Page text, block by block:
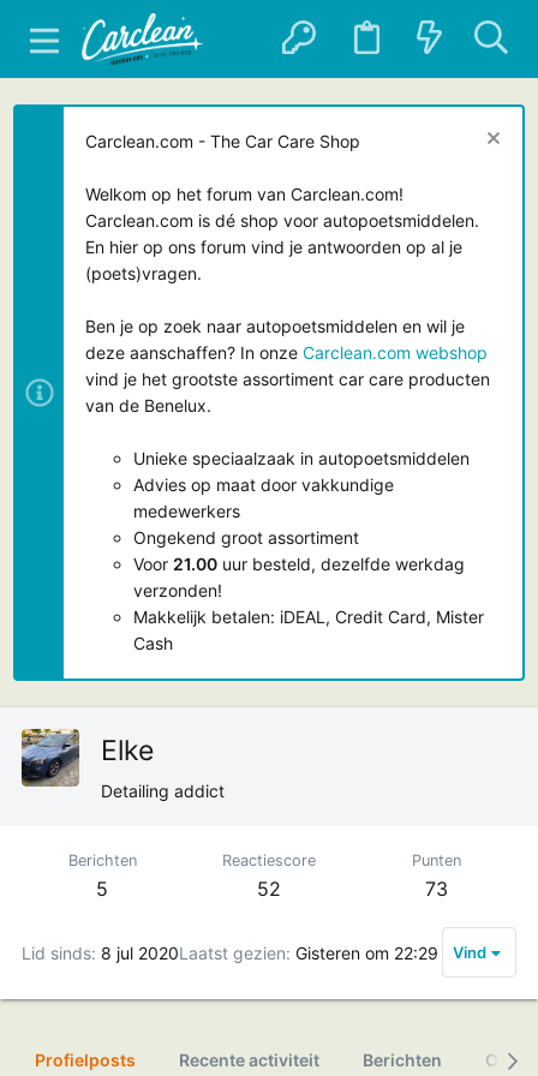
Carclean.com - The Car Care Shop
Welkom op het forum van Carclean.com!
Carclean.com is dé shop voor autopoetsmiddelen.
En hier op ons forum vind je antwoorden op al je
(poets)vragen.
Ben je op zoek naar autopoetsmiddelen en wil je
deze aanschaffen? In onze Carclean.com webshop
vind je het grootste assortiment car care producten
van de Benelux.
Unieke speciaalzaak in autopoetsmiddelen
Advies op maat door vakkundige
medewerkers
Ongekend groot assortiment
Voor 21.00 uur besteld, dezelfde werkdag
verzonden!
Makkelijk betalen: iDEAL, Credit Card, Mister
Cash
Elke
Detailing addict
Berichten
5
Reactiescore
52
Punten
73
Lid sinds 8 jul 2020Laatst gezien Gisteren om 22:29 Vind
Profielposts Recente activiteit Berichten Over